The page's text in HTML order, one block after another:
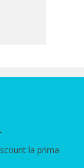
la prima